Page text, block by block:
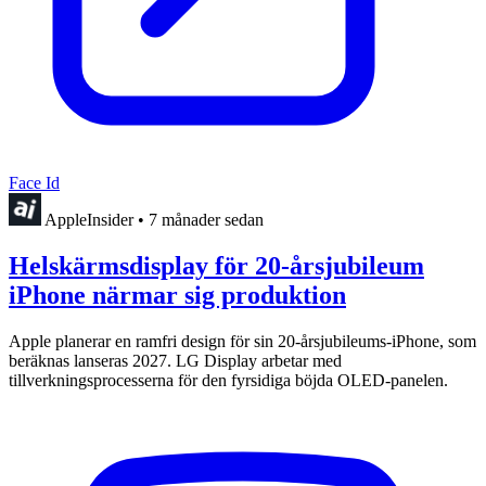
Face Id
AppleInsider • 7 månader sedan
Helskärmsdisplay för 20-årsjubileum
iPhone närmar sig produktion
Apple planerar en ramfri design för sin 20-årsjubileums-iPhone, som
beräknas lanseras 2027. LG Display arbetar med
tillverkningsprocesserna för den fyrsidiga böjda OLED-panelen.